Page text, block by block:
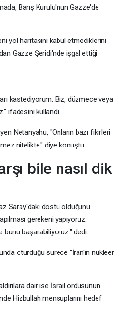
Barış Kurulu'nun Gazze'de
yol haritasını kabul etmediklerini
Gazze Şeridi'nde işgal ettiği
kastediyorum. Biz, düzmece veya
ifadesini kullandı.
Netanyahu, "Onların bazı fikirleri
nitelikte." diye konuştu.
bile nasıl dik
Saray'daki dostu olduğunu
gerekeni yapıyoruz.
bunu başarabiliyoruz." dedi.
oturduğu sürece "İran'ın nükleer
dair ise İsrail ordusunun
Hizbullah mensuplarını hedef